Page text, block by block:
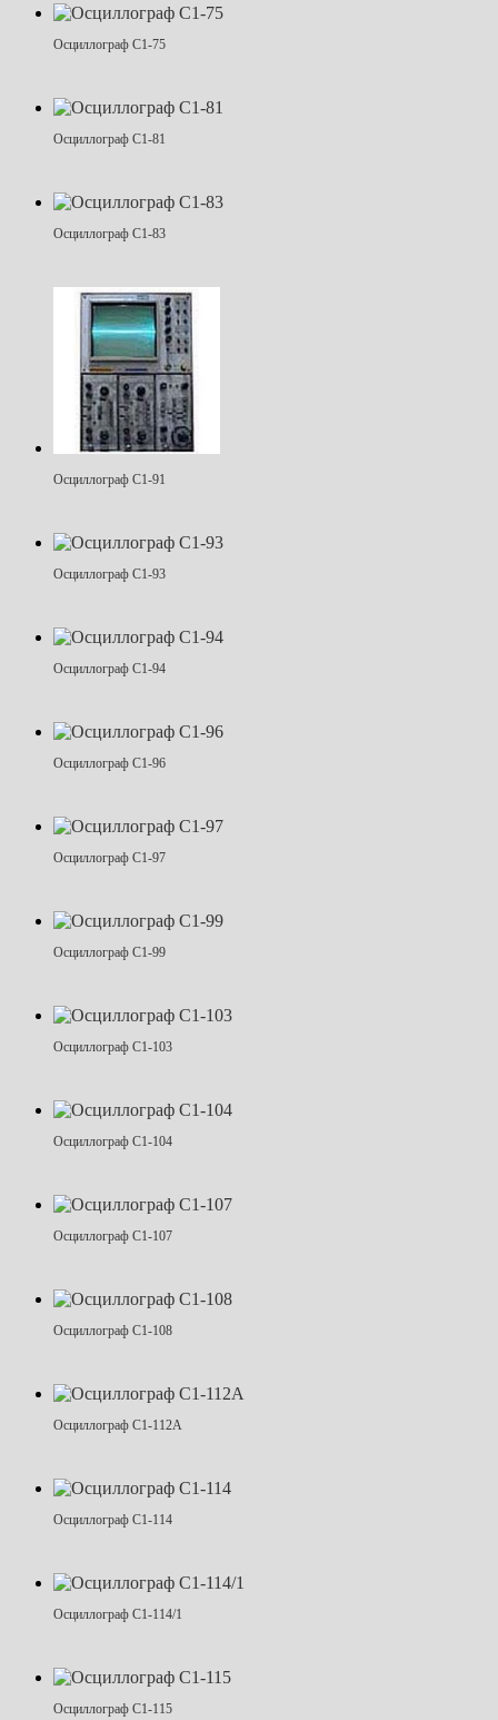
Осциллограф С1-75
Осциллограф С1-81
Осциллограф С1-83
Осциллограф С1-91
Осциллограф С1-93
Осциллограф С1-94
Осциллограф С1-96
Осциллограф С1-97
Осциллограф С1-99
Осциллограф С1-103
Осциллограф С1-104
Осциллограф С1-107
Осциллограф С1-108
Осциллограф С1-112А
Осциллограф С1-114
Осциллограф С1-114/1
Осциллограф С1-115